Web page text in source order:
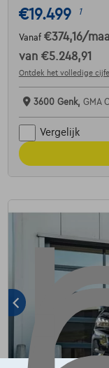
€19.499 1
Vanaf €374,16/
van €5.248,91
Ontdek het volledige
3600 Genk, GMA
Vergelijk